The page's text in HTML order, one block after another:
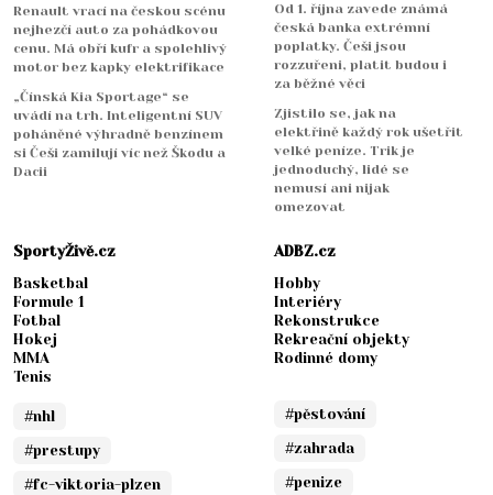
Renault vrací na českou scénu
nejhezčí auto za pohádkovou
cenu. Má obří kufr a spolehlivý
motor bez kapky elektrifikace
„Čínská Kia Sportage“ se
uvádí na trh. Inteligentní SUV
poháněné výhradně benzínem
si Češi zamilují víc než Škodu a
Dacii
Od 1. října zavede známá
česká banka extrémní
poplatky. Češi jsou
rozzuřeni, platit budou i
za běžné věci
Zjistilo se, jak na
elektřině každý rok ušetřit
velké peníze. Trik je
jednoduchý, lidé se
nemusí ani nijak
omezovat
SportyŽivě.cz
Basketbal
Formule 1
Fotbal
Hokej
MMA
Tenis
#nhl
#prestupy
#fc-viktoria-plzen
ADBZ.cz
Hobby
Interiéry
Rekonstrukce
Rekreační objekty
Rodinné domy
#pěstování
#zahrada
#penize